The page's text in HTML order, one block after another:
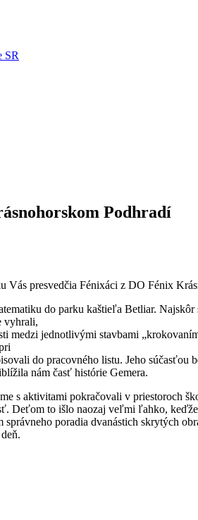
SR
Podhradí
Vás presvedčia Fénixáci z DO Fénix
do parku kaštieľa Betliar.
vyhrali,
jednotlivými stavbami
do pracovného listu. Jeho
nám časť histórie Gemera.
s aktivitami pokračovali v priestoroch
Deťom to išlo naozaj veľmi ľahko,
poradia dvanástich skrytých